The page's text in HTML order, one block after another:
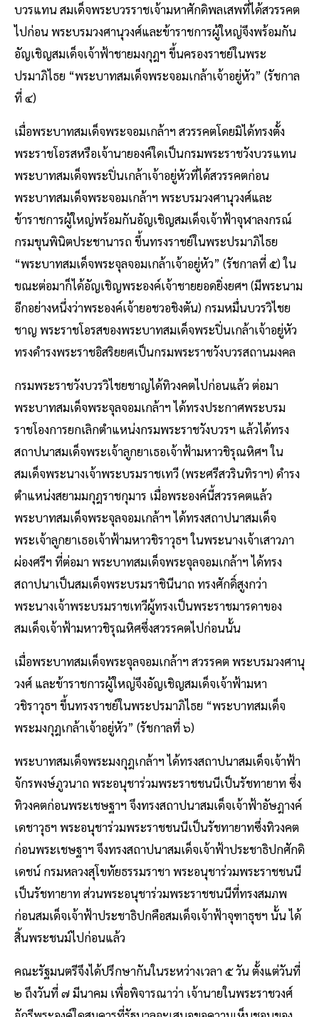
บวรแทน สมเด็จพระบวรราชเจ้ามหาศักดิพลเสพที่ได้สวรรคต
ไปก่อน พระบรมวงศานุวงศ์และข้าราชการผู้ใหญ่จึงพร้อมกัน
อัญเชิญสมเด็จเจ้าฟ้าชายมงกุฎฯ ขึ้นครองราชย์ในพระ
ปรมาภิไธย “พระบาทสมเด็จพระจอมเกล้าเจ้าอยู่หัว” (รัชกาล
ที่ ๔)
เมื่อพระบาทสมเด็จพระจอมเกล้าฯ สวรรคตโดยมิได้ทรงตั้ง
พระราชโอรสหรือเจ้านายองค์ใดเป็นกรมพระราชวังบวรแทน
พระบาทสมเด็จพระปิ่นเกล้าเจ้าอยู่หัวที่ได้สวรรคตก่อน
พระบาทสมเด็จพระจอมเกล้าฯ พระบรมวงศานุวงศ์และ
ข้าราชการผู้ใหญ่พร้อมกันอัญเชิญสมเด็จเจ้าฟ้าจุฬาลงกรณ์
กรมขุนพินิตประชานารถ ขึ้นทรงราชย์ในพระปรมาภิไธย
“พระบาทสมเด็จพระจุลจอมเกล้าเจ้าอยู่หัว” (รัชกาลที่ ๕) ใน
ขณะต่อมาก็ได้อัญเชิญพระองค์เจ้าชายยอดยิ่งยศฯ (มีพระนาม
อีกอย่างหนึ่งว่าพระองค์เจ้ายอชวอชิงตัน) กรมหมื่นบวรวิไชย
ชาญ พระราชโอรสของพระบาทสมเด็จพระปิ่นเกล้าเจ้าอยู่หัว
ทรงดำรงพระราชอิสริยยศเป็นกรมพระราชวังบวรสถานมงคล
กรมพระราชวังบวรวิไชยชาญได้ทิวงคตไปก่อนแล้ว ต่อมา
พระบาทสมเด็จพระจุลจอมเกล้าฯ ได้ทรงประกาศพระบรม
ราชโองการยกเลิกตำแหน่งกรมพระราชวังบวรฯ แล้วได้ทรง
สถาปนาสมเด็จพระเจ้าลูกยาเธอเจ้าฟ้ามหาวชิรุณหิศฯ ใน
สมเด็จพระนางเจ้าพระบรมราชเทวี (พระศรีสวรินทิราฯ) ดำรง
ตำแหน่งสยามมกุฎราชกุมาร เมื่อพระองค์นี้สวรรคตแล้ว
พระบาทสมเด็จพระจุลจอมเกล้าฯ ได้ทรงสถาปนาสมเด็จ
พระเจ้าลูกยาเธอเจ้าฟ้ามหาวชิราวุธฯ ในพระนางเจ้าเสาวภา
ผ่องศรีฯ ที่ต่อมา พระบาทสมเด็จพระจุลจอมเกล้าฯ ได้ทรง
สถาปนาเป็นสมเด็จพระบรมราชินีนาถ ทรงศักดิ์สูงกว่า
พระนางเจ้าพระบรมราชเทวีผู้ทรงเป็นพระราชมารดาของ
สมเด็จเจ้าฟ้ามหาวชิรุณหิศซึ่งสวรรคตไปก่อนนั้น
เมื่อพระบาทสมเด็จพระจุลจอมเกล้าฯ สวรรคต พระบรมวงศานุ
วงศ์ และข้าราชการผู้ใหญ่จึงอัญเชิญสมเด็จเจ้าฟ้ามหา
วชิราวุธฯ ขึ้นทรงราชย์ในพระปรมาภิไธย “พระบาทสมเด็จ
พระมงกุฎเกล้าเจ้าอยู่หัว” (รัชกาลที่ ๖)
พระบาทสมเด็จพระมงกุฎเกล้าฯ ได้ทรงสถาปนาสมเด็จเจ้าฟ้า
จักรพงษ์ภูวนาถ พระอนุชาร่วมพระราชชนนีเป็นรัชทายาท ซึ่ง
ทิวงคตก่อนพระเชษฐาฯ จึงทรงสถาปนาสมเด็จเจ้าฟ้าอัษฎางค์
เดชาวุธฯ พระอนุชาร่วมพระราชชนนีเป็นรัชทายาทซึ่งทิวงคต
ก่อนพระเชษฐาฯ จึงทรงสถาปนาสมเด็จเจ้าฟ้าประชาธิปกศักดิ
เดชน์ กรมหลวงสุโขทัยธรรมราชา พระอนุชาร่วมพระราชชนนี
เป็นรัชทายาท ส่วนพระอนุชาร่วมพระราชชนนีที่ทรงสมภพ
ก่อนสมเด็จเจ้าฟ้าประชาธิปกคือสมเด็จเจ้าฟ้าจุฑาธุชฯ นั้น ได้
สิ้นพระชนม์ไปก่อนแล้ว
คณะรัฐมนตรีจึงได้ปรึกษากันในระหว่างเวลา ๕ วัน ตั้งแต่วันที่
๒ ถึงวันที่ ๗ มีนาคม เพื่อพิจารณาว่า เจ้านายในพระราชวงศ์